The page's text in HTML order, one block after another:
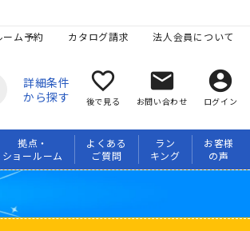
ーム予約 カタログ請求 法人会員について
詳細条件
から探す
favorite_border
後で見る
mail
お問い合わせ
account_circle
ログイン
拠点・
ショールーム
よくある
ご質問
ラン
キング
お客様
の声